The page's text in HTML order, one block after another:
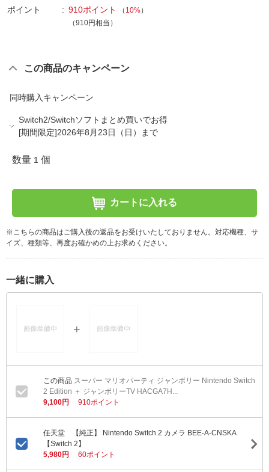
ポイント 910ポイント （ 10%）
（910円相当）
この商品のキャンペーン
同時購入キャンペーン
Switch2/Switchソフトまとめ買いでお得
[期間限定]2026年8月23日（日）まで
数量 1 個
カートに入れる
※こちらの商品はご購入後の返品をお受けいたしておりません。対応機種、サ
イズ、種類等、再度お確かめの上お求めください。
一緒に購入
スーパー マリオパーティ ジャンボリー Nintendo Switch
2 Edition ＋ ジャンボリーTV HACGA7H...
9,100円
910ポイント
任天堂 【純正】 Nintendo Switch 2 カメラ BEE-A-CNSKA
【Switch 2】
5,980円
60ポイント